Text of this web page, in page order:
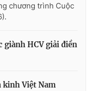
chương trình Cuộc
giành HCV giải điền
kinh Việt Nam